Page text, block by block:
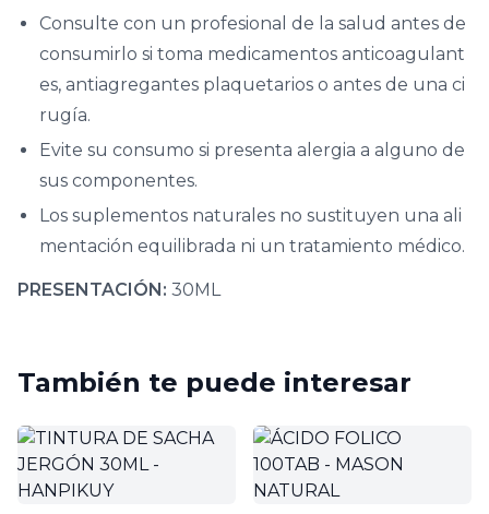
Consulte con un profesional de la salud antes de
consumirlo si toma medicamentos anticoagulant
es, antiagregantes plaquetarios o antes de una ci
rugía.
Evite su consumo si presenta alergia a alguno de
sus componentes.
Los suplementos naturales no sustituyen una ali
mentación equilibrada ni un tratamiento médico.
PRESENTACIÓN: 30ML
También te puede interesar